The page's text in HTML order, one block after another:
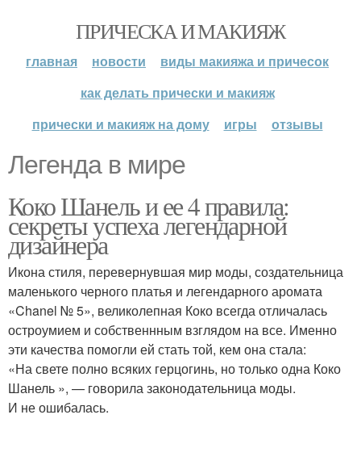
ПРИЧЕСКА И МАКИЯЖ
главная новости
виды макияжа и причесок
как делать прически и макияж
прически и макияж на дому
игры отзывы
Легенда в мире
Коко Шанель и ее 4 правила:
секреты успеха легендарной
дизайнера
Икона стиля, перевернувшая мир моды, создательница
маленького черного платья и легендарного аромата
«Chanel № 5», великолепная Коко всегда отличалась
остроумием и собственнным взглядом на все. Именно
эти качества помогли ей стать той, кем она стала:
«На свете полно всяких герцогинь, но только одна Коко
Шанель », — говорила законодательница моды.
И не ошибалась.